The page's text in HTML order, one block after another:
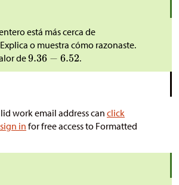
está más cerca de
o muestra cómo razonaste.
de
.
work email address can click
in for free access to Formatted